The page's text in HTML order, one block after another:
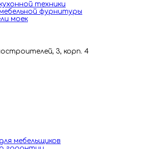
техники
фурнитуры
моек
3, корп. 4
мебельщиков